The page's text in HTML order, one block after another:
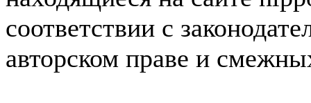
соответствии с
авторском праве и